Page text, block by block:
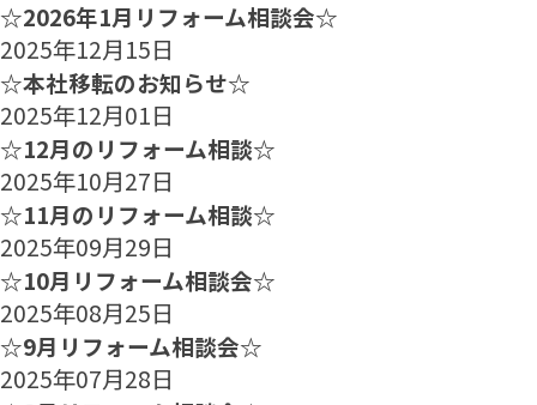
☆2026年1月リフォーム相談会☆
2025年12月15日
☆本社移転のお知らせ☆
2025年12月01日
☆12月のリフォーム相談☆
2025年10月27日
☆11月のリフォーム相談☆
2025年09月29日
☆10月リフォーム相談会☆
2025年08月25日
☆9月リフォーム相談会☆
2025年07月28日